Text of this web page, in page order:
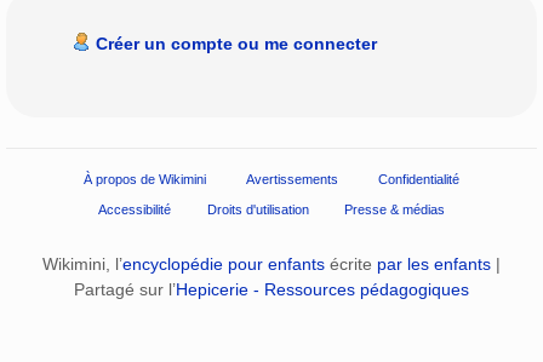
Créer un compte ou me connecter
À propos de Wikimini Avertissements Confidentialité
Accessibilité Droits d'utilisation Presse & médias
Wikimini, l’encyclopédie pour enfants écrite par les enfants |
Partagé sur l’Hepicerie - Ressources pédagogiques